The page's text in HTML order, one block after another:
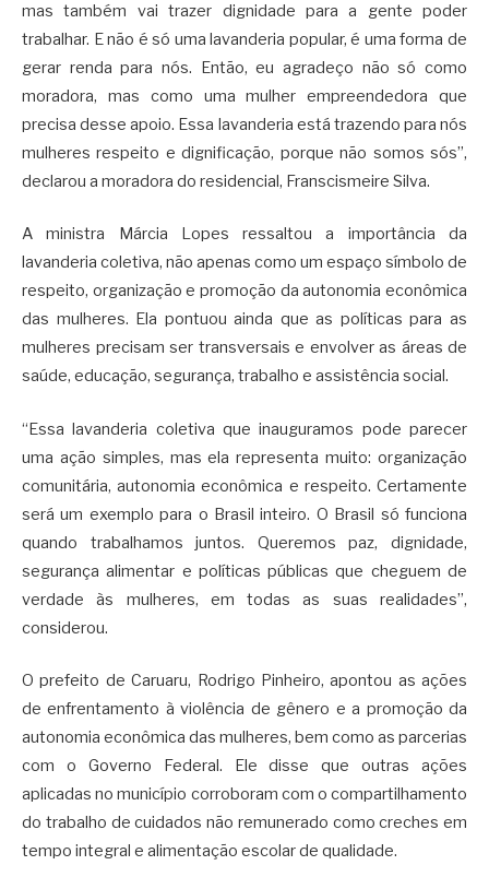
mas também vai trazer dignidade para a gente poder
trabalhar. E não é só uma lavanderia popular, é uma forma de
gerar renda para nós. Então, eu agradeço não só como
moradora, mas como uma mulher empreendedora que
precisa desse apoio. Essa lavanderia está trazendo para nós
mulheres respeito e dignificação, porque não somos sós”,
declarou a moradora do residencial, Franscismeire Silva.
A ministra Márcia Lopes ressaltou a importância da
lavanderia coletiva, não apenas como um espaço símbolo de
respeito, organização e promoção da autonomia econômica
das mulheres. Ela pontuou ainda que as políticas para as
mulheres precisam ser transversais e envolver as áreas de
saúde, educação, segurança, trabalho e assistência social.
“Essa lavanderia coletiva que inauguramos pode parecer
uma ação simples, mas ela representa muito: organização
comunitária, autonomia econômica e respeito. Certamente
será um exemplo para o Brasil inteiro. O Brasil só funciona
quando trabalhamos juntos. Queremos paz, dignidade,
segurança alimentar e políticas públicas que cheguem de
verdade às mulheres, em todas as suas realidades”,
considerou.
O prefeito de Caruaru, Rodrigo Pinheiro, apontou as ações
de enfrentamento à violência de gênero e a promoção da
autonomia econômica das mulheres, bem como as parcerias
com o Governo Federal. Ele disse que outras ações
aplicadas no município corroboram com o compartilhamento
do trabalho de cuidados não remunerado como creches em
tempo integral e alimentação escolar de qualidade.